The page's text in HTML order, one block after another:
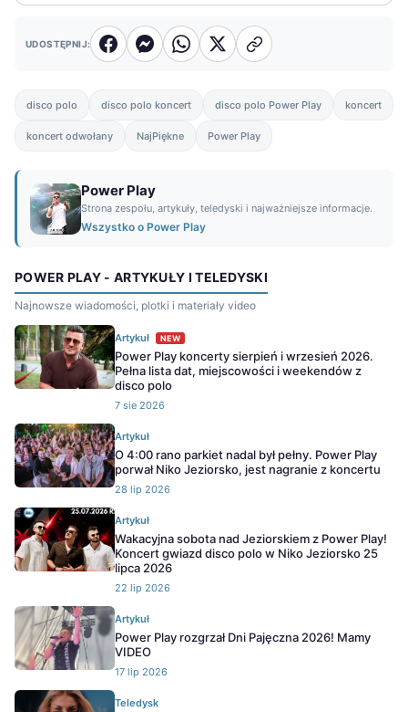
UDOSTĘPNIJ:
disco polo disco polo koncert disco polo Power Play koncert
koncert odwołany NajPiękne Power Play
Power Play
Strona zespołu, artykuły, teledyski i najważniejsze informacje.
Wszystko o Power Play
POWER PLAY - ARTYKUŁY I TELEDYSKI
Najnowsze wiadomości, plotki i materiały video
Artykuł NEW
Power Play koncerty sierpień i wrzesień 2026.
Pełna lista dat, miejscowości i weekendów z
disco polo
7 sie 2026
Artykuł
O 4:00 rano parkiet nadal był pełny. Power Play
porwał Niko Jeziorsko, jest nagranie z koncertu
28 lip 2026
Artykuł
Wakacyjna sobota nad Jeziorskiem z Power Play!
Koncert gwiazd disco polo w Niko Jeziorsko 25
lipca 2026
22 lip 2026
Artykuł
Power Play rozgrzał Dni Pajęczna 2026! Mamy
VIDEO
17 lip 2026
Teledysk